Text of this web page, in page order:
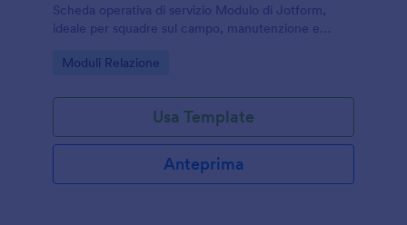
Scheda operativa di servizio Modulo di Jotform,
ideale per squadre sul campo, manutenzione e
incidenti in modo coerente.
Go to Category:
Moduli Relazione
Usa Template
Anteprima